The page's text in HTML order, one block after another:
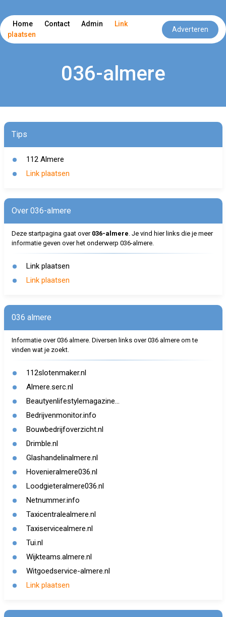
Home Contact Admin
Link
plaatsen
Adverteren
036-almere
Tips
112 Almere
Link plaatsen
Over 036-almere
Deze startpagina gaat over 036-almere. Je vind hier links die je meer
informatie geven over het onderwerp 036-almere.
Link plaatsen
Link plaatsen
036 almere
Informatie over 036 almere. Diversen links over 036 almere om te
vinden wat je zoekt.
112slotenmaker.nl
Almere.serc.nl
Beautyenlifestylemagazine...
Bedrijvenmonitor.info
Bouwbedrijfoverzicht.nl
Drimble.nl
Glashandelinalmere.nl
Hovenieralmere036.nl
Loodgieteralmere036.nl
Netnummer.info
Taxicentralealmere.nl
Taxiservicealmere.nl
Tui.nl
Wijkteams.almere.nl
Witgoedservice-almere.nl
Link plaatsen